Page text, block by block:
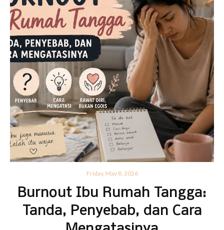
Friday, May 8, 2026
Burnout Ibu Rumah Tangga:
Tanda, Penyebab, dan Cara